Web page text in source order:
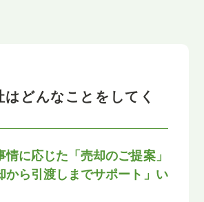
どんなことをしてく
に応じた「売却のご提案」
から引渡しまでサポート」い